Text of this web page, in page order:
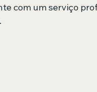
com um serviço